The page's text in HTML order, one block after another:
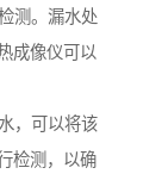
测。漏水处
成像仪可以
，可以将该
检测，以确